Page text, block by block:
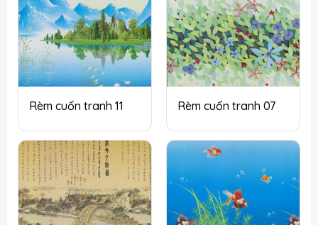
Rèm cuốn tranh 11 Rèm cuốn tranh 07